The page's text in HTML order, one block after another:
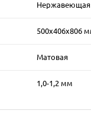
Нержавеющая
500х406х806
Матовая
1,0-1,2 мм